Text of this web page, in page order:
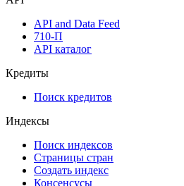
Мобильное приложение Cbonds
API
API and Data Feed
API каталог
Кредиты
Поиск кредитов
Индексы